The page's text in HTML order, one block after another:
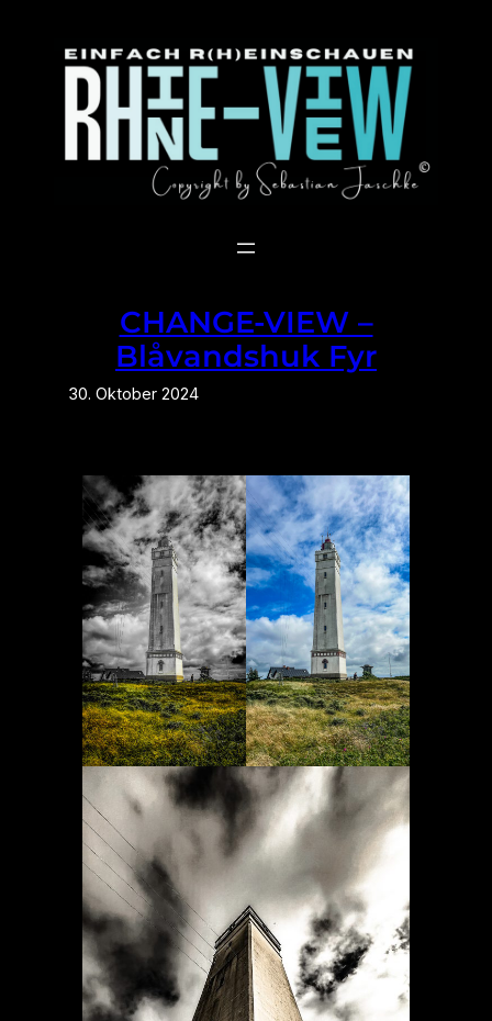
springen
CHANGE-VIEW –
Blåvandshuk Fyr
30. Oktober 2024